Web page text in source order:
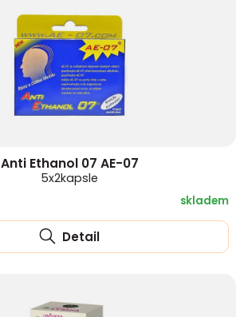
Anti Ethanol 07 AE-07
5x2kapsle
skladem
Detail